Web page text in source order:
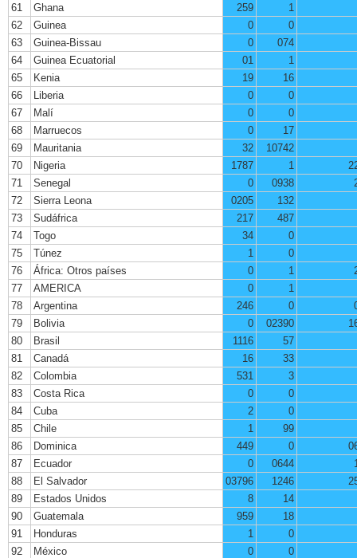
61 Ghana 259
1
62
Guinea 0
0
63
Guinea-Bissau 0
074
64
Guinea Ecuatorial 01
1
65
Kenia 19
16
66
Liberia 0
0
67
Malí 0
0
68
Marruecos 0
17
69
Mauritania 32
10742
70
Nigeria 1787 1
71
Senegal 0 0938
72
Sierra Leona 0205
132
73
Sudáfrica 217
487
74
Togo 34
0
75
Túnez 1
0
76
África: Otros países 0 1
77
AMERICA 0
1
78
Argentina 246 0
79
Bolivia 0 02390
80
Brasil 1116
57
81
Canadá 16
33
82
Colombia 531
3
83
Costa Rica 0
0
84
Cuba 2
0
85
Chile 1
99
86
Dominica 449 0
87
Ecuador 0 0644
88
El Salvador 03796 1246
89
Estados Unidos 8
14
90
Guatemala 959
18
91
Honduras 1
0
92
México 0
0